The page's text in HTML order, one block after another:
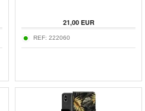
21,00EUR
REF: 222060